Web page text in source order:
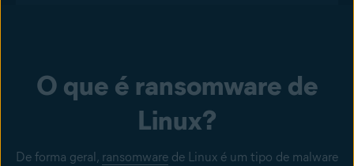
O que é ransomware de
Linux?
De forma geral, ransomware de Linux é um tipo de malware